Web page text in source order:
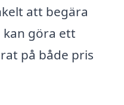
att begära
göra ett
på både pris